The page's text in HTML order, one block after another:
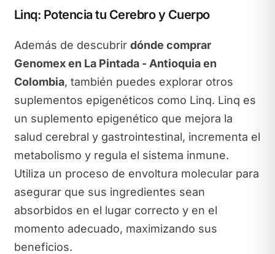
Linq: Potencia tu Cerebro y Cuerpo
Además de descubrir dónde comprar
Genomex en La Pintada - Antioquia en
Colombia, también puedes explorar otros
suplementos epigenéticos como Linq. Linq es
un suplemento epigenético que mejora la
salud cerebral y gastrointestinal, incrementa el
metabolismo y regula el sistema inmune.
Utiliza un proceso de envoltura molecular para
asegurar que sus ingredientes sean
absorbidos en el lugar correcto y en el
momento adecuado, maximizando sus
beneficios.